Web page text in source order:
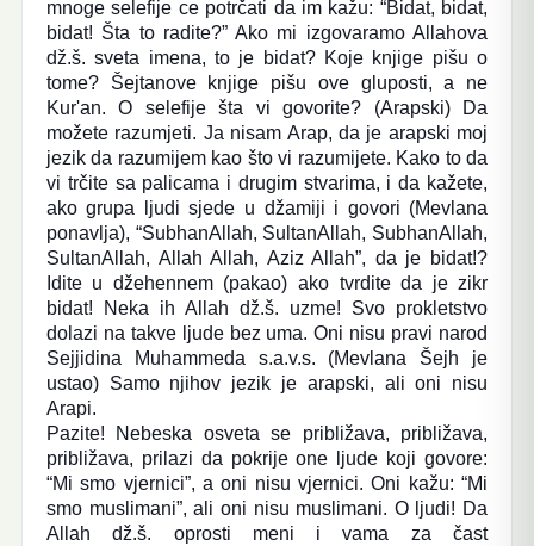
mnoge selefije ce potrčati da im kažu: “Bidat, bidat,
bidat! Šta to radite?” Ako mi izgovaramo Allahova
dž.š. sveta imena, to je bidat? Koje knjige pišu o
tome? Šejtanove knjige pišu ove gluposti, a ne
Kur'an. O selefije šta vi govorite? (Arapski) Da
možete razumjeti. Ja nisam Arap, da je arapski moj
jezik da razumijem kao što vi razumijete. Kako to da
vi trčite sa palicama i drugim stvarima, i da kažete,
ako grupa ljudi sjede u džamiji i govori (Mevlana
ponavlja), “SubhanAllah, SultanAllah, SubhanAllah,
SultanAllah, Allah Allah, Aziz Allah”, da je bidat!?
Idite u džehennem (pakao) ako tvrdite da je zikr
bidat! Neka ih Allah dž.š. uzme! Svo prokletstvo
dolazi na takve ljude bez uma. Oni nisu pravi narod
Sejjidina Muhammeda s.a.v.s. (Mevlana Šejh je
ustao) Samo njihov jezik je arapski, ali oni nisu
Arapi.
Pazite! Nebeska osveta se približava, približava,
približava, prilazi da pokrije one ljude koji govore:
“Mi smo vjernici”, a oni nisu vjernici. Oni kažu: “Mi
smo muslimani”, ali oni nisu muslimani. O ljudi! Da
Allah dž.š. oprosti meni i vama za čast